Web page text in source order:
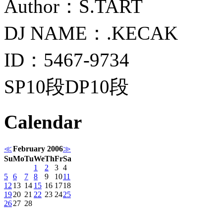
Author：S.TART
DJ NAME：.KECAK
ID：5467-9734
SP10段DP10段
Calendar
≪February 2006≫
SuMoTuWeThFrSa
1
2 3 4
5 6 7 8 9 1011
12 13 14 15 16 1718
1920 21 22 23 2425
2627 28